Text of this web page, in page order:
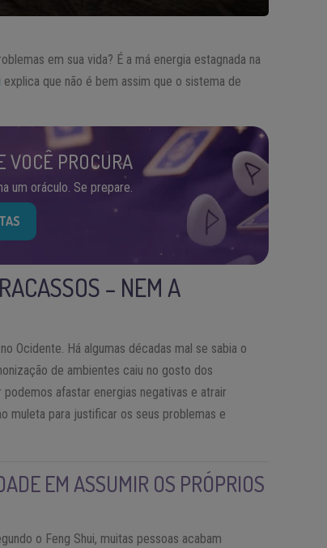
em sua vida? É a má energia estagnada na
explica que não é bem assim que o sistema de
VOCÊ PROCURA
um oráculo. Se prepare.
– NEM A
Ocidente. Há algumas décadas mal se sabia o
de ambientes caiu no gosto dos
podemos afastar energias negativas e atrair
muleta para justificar os seus problemas e
EM ASSUMIR OS PRÓPRIOS
o Feng Shui, muitas pessoas acabam